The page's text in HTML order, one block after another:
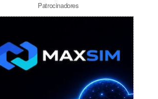
Patrocinadores